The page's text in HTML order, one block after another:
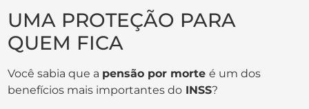
UMA PROTEÇÃO PARA
QUEM FICA
Você sabia que a pensão por morteé um dos
benefícios mais importantes do INSS?